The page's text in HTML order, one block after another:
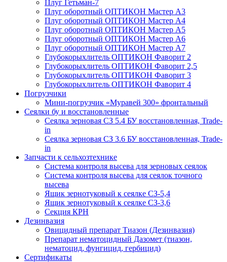
Плуг Гетьман-7
Плуг оборотный ОПТИКОН Мастер А3
Плуг оборотный ОПТИКОН Мастер А4
Плуг оборотный ОПТИКОН Мастер А5
Плуг оборотный ОПТИКОН Мастер А6
Плуг оборотный ОПТИКОН Мастер А7
Глубокорыхлитель ОПТИКОН Фаворит 2
Глубокорыхлитель ОПТИКОН Фаворит 2,5
Глубокорыхлитель ОПТИКОН Фаворит 3
Глубокорыхлитель ОПТИКОН Фаворит 4
Погрузчики
Мини-погрузчик «Муравей 300» фронтальный
Сеялки бу и восстановленные
Сеялка зерновая СЗ 5.4 БУ восстановленная, Trade-
in
Сеялка зерновая СЗ 3.6 БУ восстановленная, Trade-
in
Запчасти к сельхозтехнике
Система контроля высева для зерновых сеялок
Система контроля высева для сеялок точного
высева
Ящик зернотуковый к сеялке СЗ-5,4
Ящик зернотуковый к сеялке СЗ-3,6
Секция КРН
Дезинвазия
Овицидный препарат Тиазон (Дезинвазия)
Препарат нематоцидный Дазомет (тиазон,
нематоцид, фунгицид, гербицид)
Сертификаты